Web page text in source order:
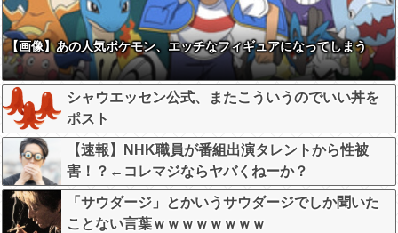
【画像】あの人気ポケモン、エッチなフィギュアになってしまう
シャウエッセン公式、またこういうのでいい丼を
ポスト
【速報】NHK職員が番組出演タレントから性被
害！？←コレマジならヤバくねーか？
「サウダージ」とかいうサウダージでしか聞いた
ことない言葉ｗｗｗｗｗｗｗｗ